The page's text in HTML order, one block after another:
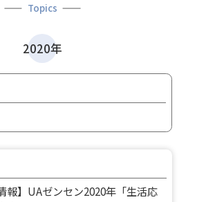
Topics
2020年
報】UAゼンセン2020年「生活応